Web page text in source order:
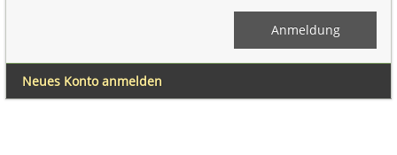
Neues Konto anmelden